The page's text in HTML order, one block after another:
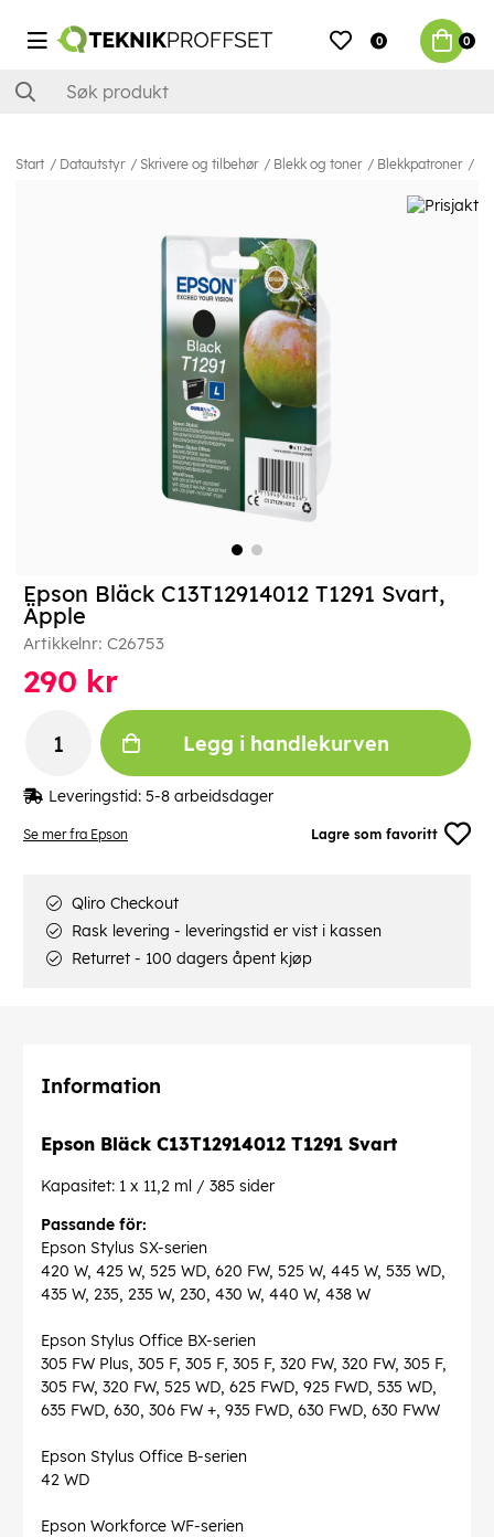
0 0
Start Datautstyr Skrivere og tilbehør Blekk og toner Blekkpatroner
Se mer fra Epson Lagre som favoritt
Epson Bläck C13T12914012 T1291 Svart,
Äpple
Artikkelnr: C26753
290 kr
Legg i handlekurven
Leveringstid: 5-8 arbeidsdager
Qliro Checkout
Rask levering - leveringstid er vist i kassen
Returret - 100 dagers åpent kjøp
Information
Epson Bläck C13T12914012 T1291 Svart
Kapasitet: 1 x 11,2 ml / 385 sider
Passande för:
Epson Stylus SX-serien
420 W, 425 W, 525 WD, 620 FW, 525 W, 445 W, 535 WD,
435 W, 235, 235 W, 230, 430 W, 440 W, 438 W
Epson Stylus Office BX-serien
305 FW Plus, 305 F, 305 F, 305 F, 320 FW, 320 FW, 305 F,
305 FW, 320 FW, 525 WD, 625 FWD, 925 FWD, 535 WD,
635 FWD, 630, 306 FW +, 935 FWD, 630 FWD, 630 FWW
Epson Stylus Office B-serien
42 WD
Epson Workforce WF-serien